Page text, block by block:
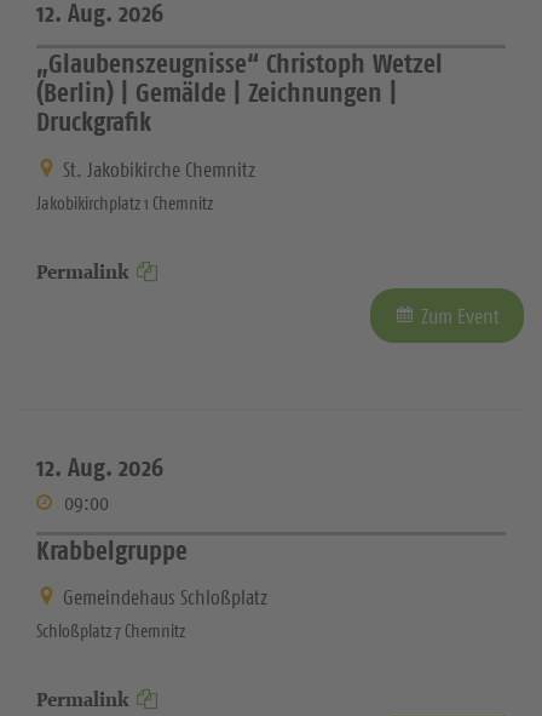
12. Aug. 2026
„Glaubenszeugnisse“ Christoph Wetzel
(Berlin) | Gemälde | Zeichnungen |
Druckgrafik
St. Jakobikirche Chemnitz
Jakobikirchplatz 1 Chemnitz
Permalink
Zum Event
12. Aug. 2026
09:00
Krabbelgruppe
Gemeindehaus Schloßplatz
Schloßplatz 7 Chemnitz
Permalink